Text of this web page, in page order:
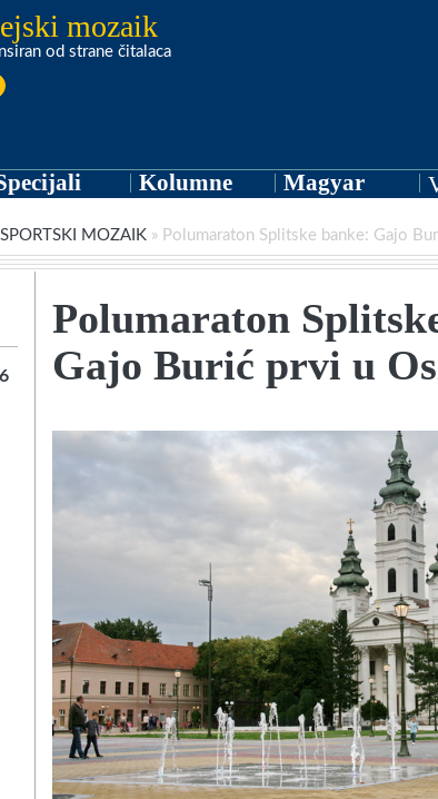
mozaik
od strane čitalaca
Kolumne Magyar
SPORTSKI MOZAIK » Polumaraton Splitske banke: Gajo
Polumaraton
Gajo Burić prvi u